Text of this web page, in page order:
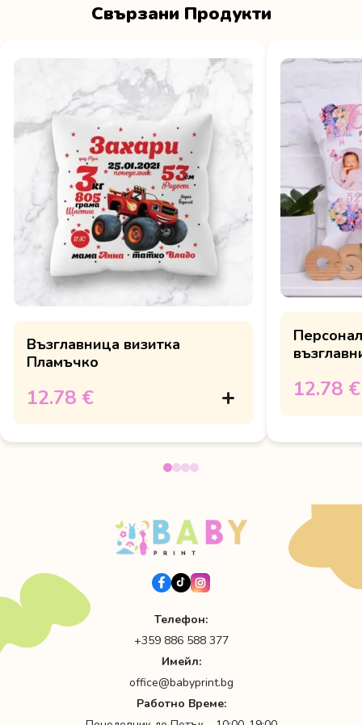
Свързани Продукти
Възглавница визитка
Пламъчко
12.78 € 12.78 €
Телефон:
+359 886 588 377
Имейл:
office@babyprint.bg
Работно Време: